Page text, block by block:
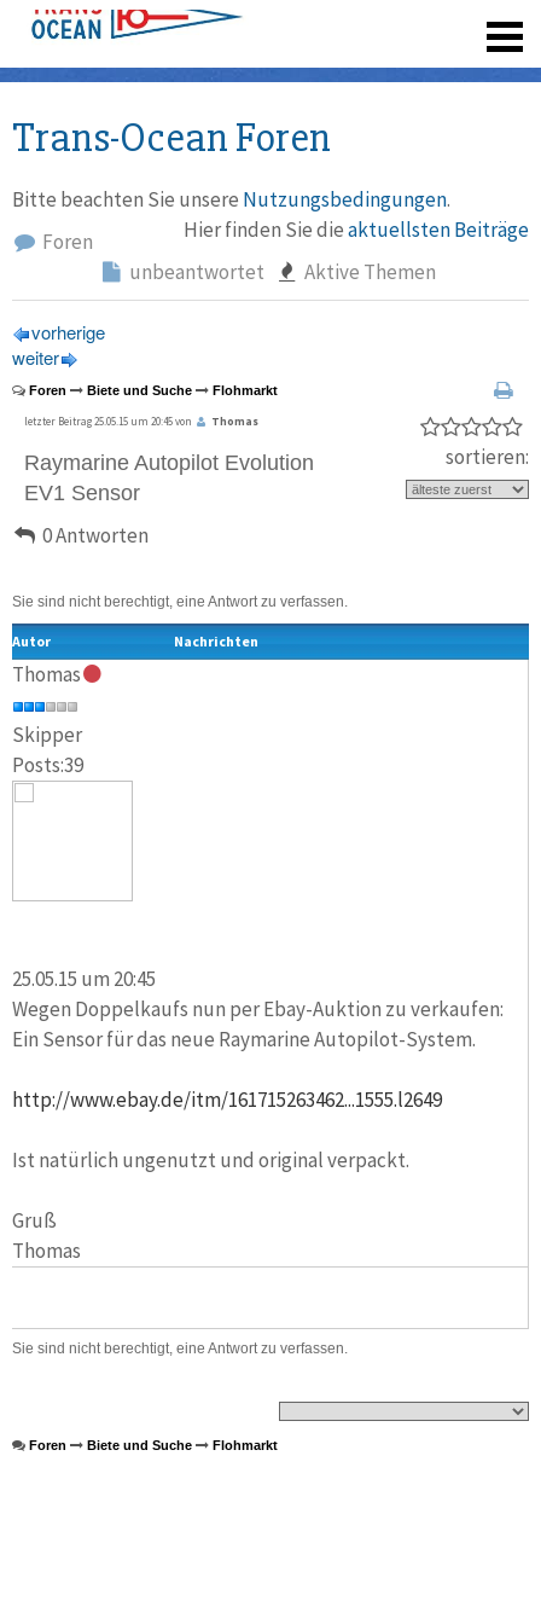
Trans-Ocean Foren
Bitte beachten Sie unsere Nutzungsbedingungen.
Hier finden Sie dieaktuellsten Beiträge
Foren
unbeantwortet
Aktive Themen
vorherige
weiter
Foren Biete und Suche Flohmarkt
letzter Beitrag 25.05.15 um 20:45 von Thomas
Raymarine Autopilot Evolution
EV1 Sensor
0 Antworten
sortieren:
Sie sind nicht berechtigt, eine Antwort zu verfassen.
Autor Nachrichten
Thomas
Skipper
Posts:39
25.05.15 um 20:45
Wegen Doppelkaufs nun per Ebay-Auktion zu verkaufen:
Ein Sensor für das neue Raymarine Autopilot-System.
http://www.ebay.de/itm/161715263462...1555.l2649
Ist natürlich ungenutzt und original verpackt.
Gruß
Thomas
Sie sind nicht berechtigt, eine Antwort zu verfassen.
Foren Biete und Suche Flohmarkt